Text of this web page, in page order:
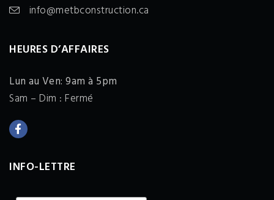
info@metbconstruction.ca
HEURES D’AFFAIRES
Lun au Ven: 9am à 5pm
Sam – Dim : Fermé
INFO-LETTRE